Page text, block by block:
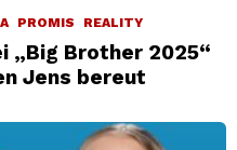
PROMIS REALITY
„Big Brother 2025“
Jens bereut